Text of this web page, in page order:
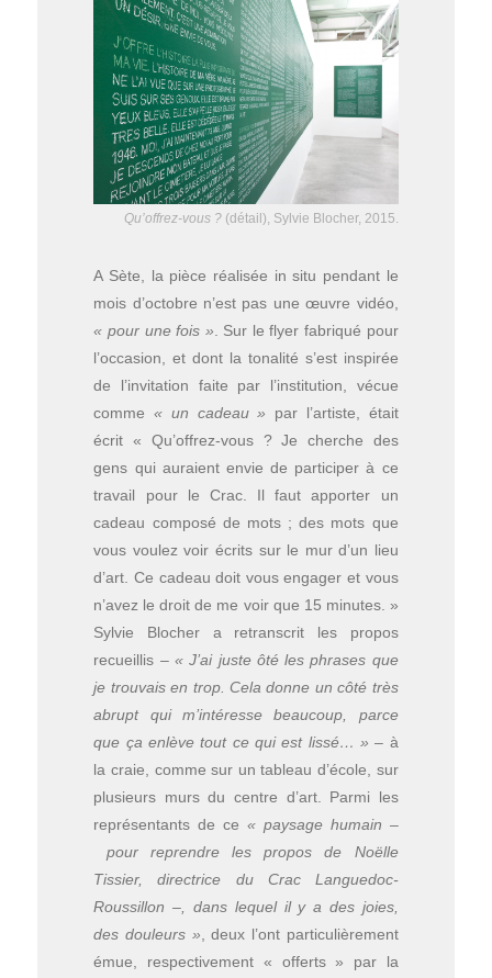
Qu’offrez-vous ?(détail), Sylvie Blocher, 2015.
A Sète, la pièce réalisée in situ pendant le
mois d’octobre n’est pas une œuvre vidéo,
« pour une fois » . Sur le flyer fabriqué pour
l’occasion, et dont la tonalité s’est inspirée
de l’invitation faite par l’institution, vécue
comme« un cadeau » par l’artiste, était
écrit « Qu’offrez-vous ? Je cherche des
gens qui auraient envie de participer à ce
travail pour le Crac. Il faut apporter un
cadeau composé de mots ; des mots que
vous voulez voir écrits sur le mur d’un lieu
d’art. Ce cadeau doit vous engager et vous
n’avez le droit de me voir que 15 minutes. »
Sylvie Blocher a retranscrit les propos
recueillis – « J’ai juste ôté les phrases que
je trouvais en trop. Cela donne un côté très
abrupt qui m’intéresse beaucoup, parce
que ça enlève tout ce qui est lissé… » – à
la craie, comme sur un tableau d’école, sur
plusieurs murs du centre d’art. Parmi les
représentants de ce « paysage humain –
pour reprendre les propos de Noëlle
Tissier, directrice du Crac Languedoc-
Roussillon –, dans lequel il y a des joies,
des douleurs » , deux l’ont particulièrement
émue, respectivement « offerts » par la